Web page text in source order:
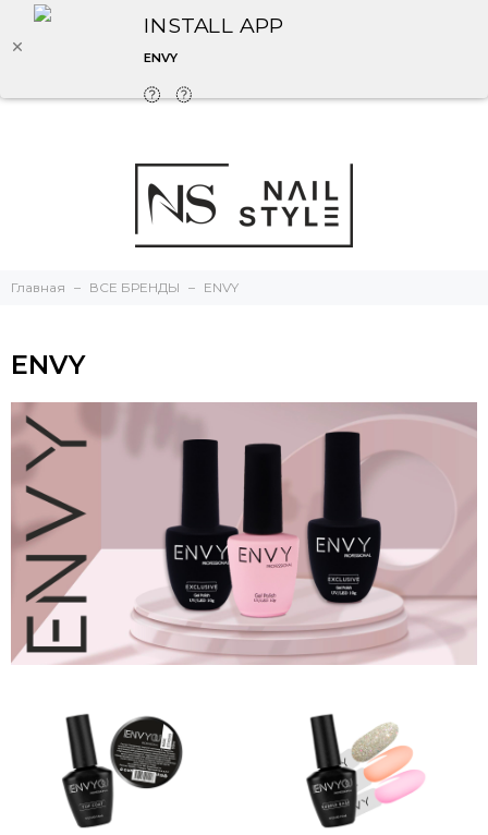
INSTALL APP
ENVY
Главная ВСЕ БРЕНДЫ ENVY
ENVY